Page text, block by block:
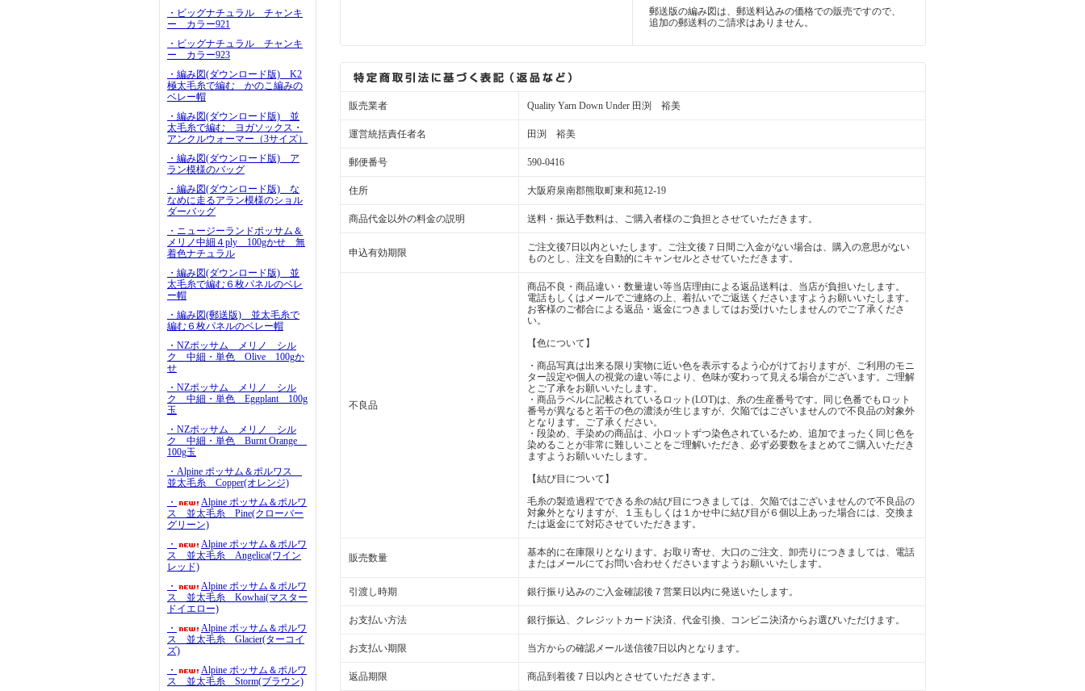
・ビッグナチュラル チャンキ
ー カラー921
・ビッグナチュラル チャンキ
ー カラー923
・編み図(ダウンロード版) K2
極太毛糸で編む かのこ編みの
ベレー帽
・編み図(ダウンロード版) 並
太毛糸で編む ヨガソックス・
アンクルウォーマー（3サイズ）
・編み図(ダウンロード版) ア
ラン模様のバッグ
・編み図(ダウンロード版) な
なめに走るアラン模様のショル
ダーバッグ
・ニュージーランドポッサム＆
メリノ中細４ply 100gかせ 無
着色ナチュラル
・編み図(ダウンロード版) 並
太毛糸で編む６枚パネルのベレ
ー帽
・編み図(郵送版) 並太毛糸で
編む６枚パネルのベレー帽
・NZポッサム メリノ シル
ク 中細・単色 Olive 100gか
せ
・NZポッサム メリノ シル
ク 中細・単色 Eggplant 100g
玉
・NZポッサム メリノ シル
ク 中細・単色 Burnt Orange
100g玉
・Alpine ポッサム＆ポルワス
並太毛糸 Copper(オレンジ)
・
Alpine ポッサム＆ポルワ
ス 並太毛糸 Pine(クローバー
グリーン)
・
Alpine ポッサム＆ポルワ
ス 並太毛糸 Angelica(ワイン
レッド)
・
Alpine ポッサム＆ポルワ
ス 並太毛糸 Kowhai(マスター
ドイエロー)
・
Alpine ポッサム＆ポルワ
ス 並太毛糸 Glacier(ターコイ
ズ)
・
Alpine ポッサム＆ポルワ
ス 並太毛糸 Storm(ブラウン)
郵送版の編み図は、郵送料込みの価格での販売ですので、
追加の郵送料のご請求はありません。
販売業者 Quality Yarn Down Under 田渕 裕美
運営統括責任者名 田渕 裕美
郵便番号 590-0416
住所 大阪府泉南郡熊取町東和苑12-19
商品代金以外の料金の説明 送料・振込手数料は、ご購入者様のご負担とさせていただきます。
申込有効期限
ご注文後7日以内といたします。ご注文後７日間ご入金がない場合は、購入の意思がない
ものとし、注文を自動的にキャンセルとさせていただきます。
不良品
商品不良・商品違い・数量違い等当店理由による返品送料は、当店が負担いたします。
電話もしくはメールでご連絡の上、着払いでご返送くださいますようお願いいたします。
お客様のご都合による返品・返金につきましてはお受けいたしませんのでご了承くださ
い。
【色について】
・商品写真は出来る限り実物に近い色を表示するよう心がけておりますが、ご利用のモニ
ター設定や個人の視覚の違い等により、色味が変わって見える場合がございます。ご理解
とご了承をお願いいたします。
・商品ラベルに記載されているロット(LOT)は、糸の生産番号です。同じ色番でもロット
番号が異なると若干の色の濃淡が生じますが、欠陥ではございませんので不良品の対象外
となります。ご了承ください。
・段染め、手染めの商品は、小ロットずつ染色されているため、追加でまったく同じ色を
染めることが非常に難しいことをご理解いただき、必ず必要数をまとめてご購入いただき
ますようお願いいたします。
【結び目について】
毛糸の製造過程でできる糸の結び目につきましては、欠陥ではございませんので不良品の
対象外となりますが、１玉もしくは１かせ中に結び目が６個以上あった場合には、交換ま
たは返金にて対応させていただきます。
販売数量
基本的に在庫限りとなります。お取り寄せ、大口のご注文、卸売りにつきましては、電話
またはメールにてお問い合わせくださいますようお願いいたします。
引渡し時期 銀行振り込みのご入金確認後７営業日以内に発送いたします。
お支払い方法 銀行振込、クレジットカード決済、代金引換、コンビニ決済からお選びいただけます。
お支払い期限 当方からの確認メール送信後7日以内となります。
返品期限 商品到着後７日以内とさせていただきます。